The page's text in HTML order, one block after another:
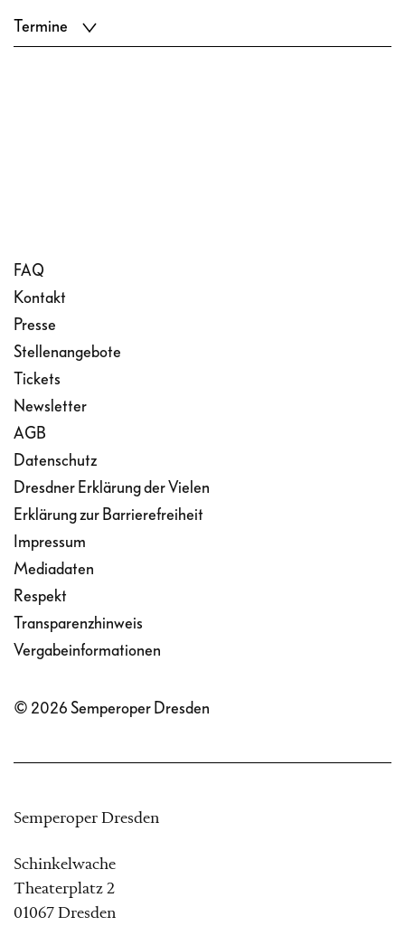
Termine
FAQ
Kontakt
Presse
Stellenangebote
Tickets
Newsletter
AGB
Datenschutz
Dresdner Erklärung der Vielen
Erklärung zur Barrierefreiheit
Impressum
Mediadaten
Respekt
Transparenzhinweis
Vergabeinformationen
© 2026 Semperoper Dresden
Semperoper Dresden
Schinkelwache
Theaterplatz 2
01067 Dresden